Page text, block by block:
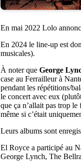
En mai 2022 Lolo
En 2024 le line-up est
musicales).
À noter que George
case au Ferrailleur à
pendant les répétitions/
le concert avec eux
que ça n’allait pas trop
même si c’était
Leurs albums sont
El Royce a participé au
George Lynch, The